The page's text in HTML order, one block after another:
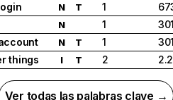
N T 1
N 1
N T 1
things
I T 2
Ver todas las palabras clave →